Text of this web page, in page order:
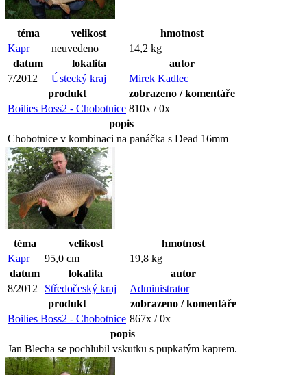
téma velikost
hmotnost
Kapr
neuvedeno
14,2 kg
datum
lokalita
autor
7/2012
Ústecký kraj
Mirek Kadlec
produkt
zobrazeno / komentáře
Boilies Boss2 - Chobotnice 810x / 0x
popis
Chobotnice v kombinaci na panáčka s Dead 16mm
téma velikost
hmotnost
Kapr
95,0 cm
19,8 kg
datum
lokalita
autor
8/2012
Středočeský kraj
Administrator
produkt
zobrazeno / komentáře
Boilies Boss2 - Chobotnice 867x / 0x
popis
Jan Blecha se pochlubil vskutku s pupkatým kaprem.